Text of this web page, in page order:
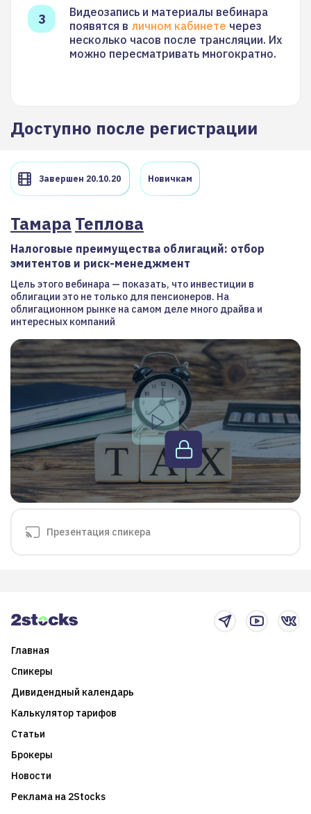
Видеозапись и материалы вебинара
появятся в личном кабинете через
несколько часов после трансляции. Их
можно пересматривать многократно.
Доступно после регистрации
Завершен 20.10.20 Новичкам
Тамара Теплова
Налоговые преимущества облигаций: отбор
эмитентов и риск-менеджмент
Цель этого вебинара — показать, что инвестиции в
облигации это не только для пенсионеров. На
облигационном рынке на самом деле много драйва и
интересных компаний
Презентация спикера
Главная
Спикеры
Дивидендный календарь
Калькулятор тарифов
Статьи
Брокеры
Новости
Реклама на 2Stocks